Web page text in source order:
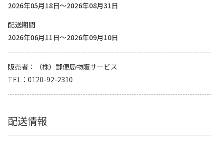
2026年05月18日～2026年08月31日
配送期間
2026年06月11日～2026年09月10日
販売者
（株）郵便局物販サービス
TEL
0120-92-2310
配送情報